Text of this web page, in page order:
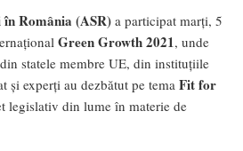
în România (ASR) a participat marți, 5
Green Growth 2021, unde
statele membre UE, din instituțiile
și experți au dezbătut pe tema Fit for
legislativ din lume în materie de